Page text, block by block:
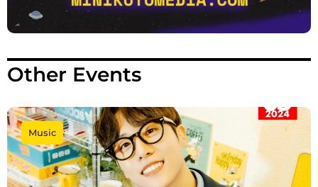
Other Events
Music